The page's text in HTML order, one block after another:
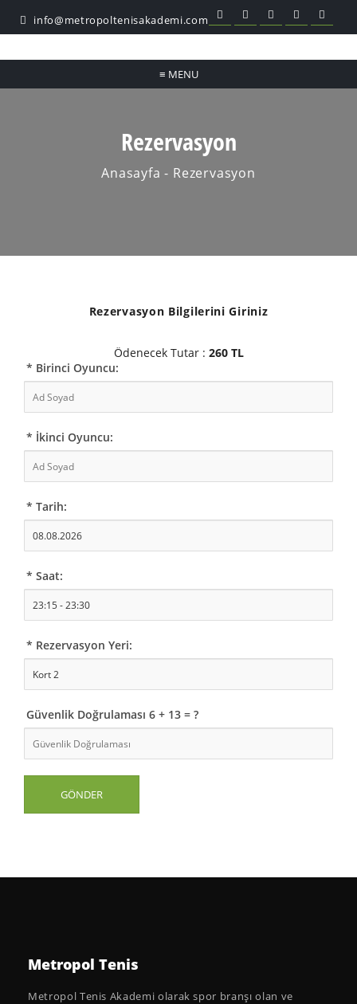
info@metropoltenisakademi.com
≡ MENU
Rezervasyon
Anasayfa - Rezervasyon
Rezervasyon Bilgilerini Giriniz
Ödenecek Tutar : 260 TL
* Birinci Oyuncu:
* İkinci Oyuncu:
* Tarih:
* Saat:
* Rezervasyon Yeri:
Güvenlik Doğrulaması 6 + 13 = ?
Metropol Tenis
Metropol Tenis Akademi olarak spor branşı olan ve